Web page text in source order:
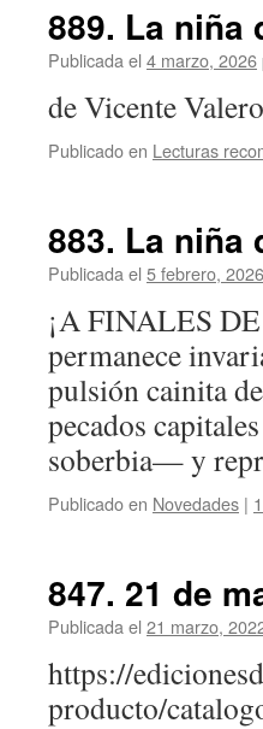
889. La niña
Publicada el 4 marzo, 2026
de Vicente
Publicado en Lecturas
883. La niña
Publicada el 5 febrero, 2026
¡A FINALES
permanece
pulsión cainita
pecados
soberbia— y
Publicado en Novedades |
847. 21 de
Publicada el 21 marzo,
https://
producto/